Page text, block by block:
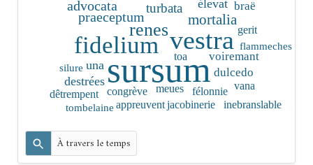
sursum
vestra
fidelium
renes
mortalia
praeceptum
advocata turbata élevat
destrées
una
voiremant
dulcedo
braë
vana
félonnie
meues
congrève
dêtrempent
inebranslable
toa
jacobinerie
appreuvent
gerit
tombelaine
flammeches
silure
À travers le temps